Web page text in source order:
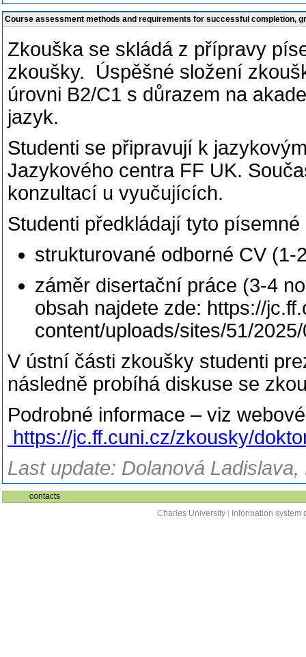
Course assessment methods and requirements for successful completion,
Zkouška se skládá z přípravy
zkoušky. Úspěšné složení
úrovni B2/C1 s důrazem na
jazyk.
Studenti se připravují k
Jazykového centra FF UK.
konzultací u vyučujících.
Studenti předkládají tyto písemné
strukturované odborné CV (1-
záměr disertační práce (3-4
obsah najdete zde: https://
content/uploads/sites/51/
V ústní části zkoušky studenti
následně probíhá diskuse se
Podrobné informace – viz
https://jc.ff.cuni.cz/zkousky/
Last update: Dolanová
contacts
Charles University
Information